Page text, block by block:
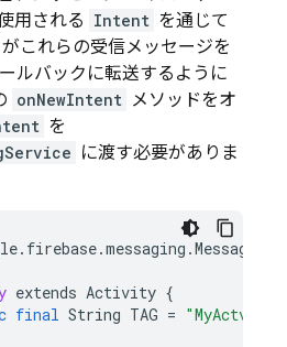
用される Intent を通じて
がこれらの受信メッセージを
ルバックに転送するように
onNewIntent メソッドをオ
を
に渡す必要がありま
. firebase.messaging .
extends Activity {
final String TAG = "MyActvity"